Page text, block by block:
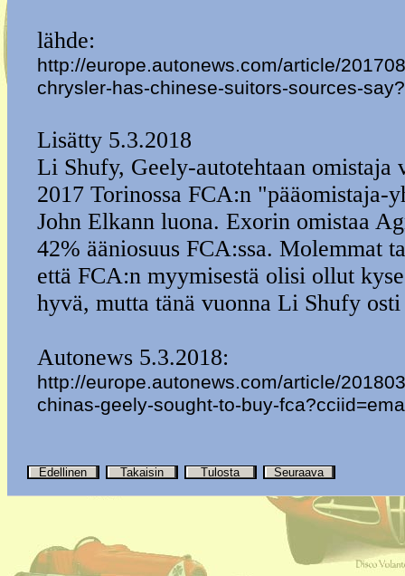
lähde:
http://europe.autonews.com/article/
chrysler-has-chinese-suitors-sources-
Lisätty 5.3.2018
Li Shufy, Geely-autotehtaan omistaja
2017 Torinossa FCA:n "pääomistaja-
John Elkann luona. Exorin omistaa
42% ääniosuus FCA:ssa. Molemmat
että FCA:n myymisestä olisi ollut
hyvä, mutta tänä vuonna Li Shufy
Autonews 5.3.2018:
http://europe.autonews.com/article/
chinas-geely-sought-to-buy-
Edellinen Takaisin Tulosta Seuraava